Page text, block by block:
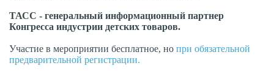
ТАСС - генеральный информационный партнер
Конгресса индустрии детских товаров.
Участие в мероприятии бесплатное, но при обязательной
предварительной регистрации.